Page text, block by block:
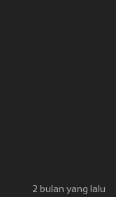
2 bulan yang lalu